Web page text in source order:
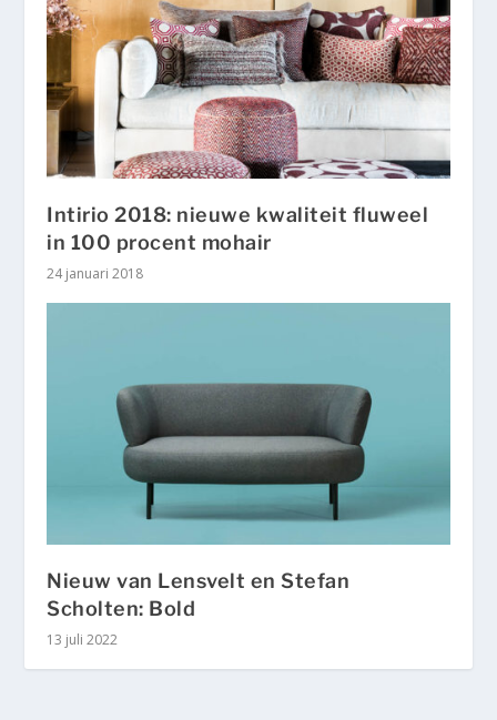
Intirio 2018: nieuwe kwaliteit fluweel
in 100 procent mohair
24 januari 2018
Nieuw van Lensvelt en Stefan
Scholten: Bold
13 juli 2022